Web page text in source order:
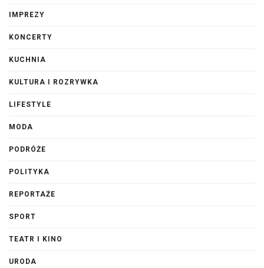
IMPREZY
KONCERTY
KUCHNIA
KULTURA I ROZRYWKA
LIFESTYLE
MODA
PODRÓŻE
POLITYKA
REPORTAŻE
SPORT
TEATR I KINO
URODA